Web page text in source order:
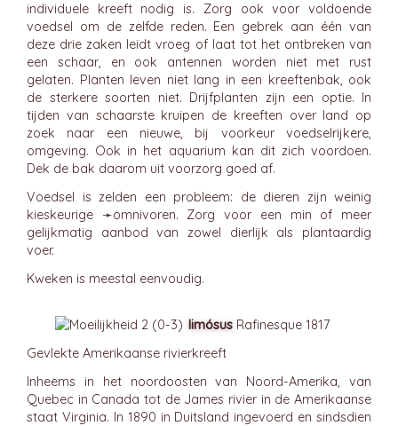
individuele kreeft nodig is. Zorg ook voor voldoende
voedsel om de zelfde reden. Een gebrek aan één van
deze drie zaken leidt vroeg of laat tot het ontbreken van
een schaar, en ook antennen worden niet met rust
gelaten. Planten leven niet lang in een kreeftenbak, ook
de sterkere soorten niet. Drijfplanten zijn een optie. In
tijden van schaarste kruipen de kreeften over land op
zoek naar een nieuwe, bij voorkeur voedselrijkere,
omgeving. Ook in het aquarium kan dit zich voordoen.
Dek de bak daarom uit voorzorg goed af.
Voedsel is zelden een probleem: de dieren zijn weinig
kieskeurige ➛omnivoren. Zorg voor een min of meer
gelijkmatig aanbod van zowel dierlijk als plantaardig
voer.
Kweken is meestal eenvoudig.
limósus Rafinesque 1817
Gevlekte Amerikaanse rivierkreeft
Inheems in het noordoosten van Noord-Amerika, van
Quebec in Canada tot de James rivier in de Amerikaanse
staat Virginia. In 1890 in Duitsland ingevoerd en sindsdien